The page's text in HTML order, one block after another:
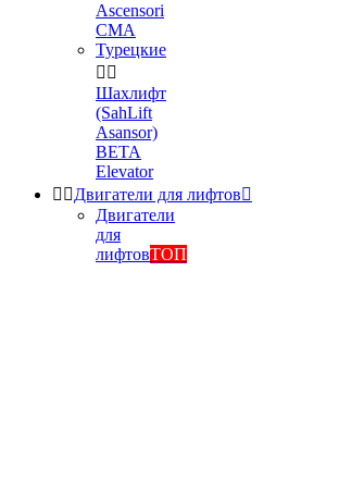
Ascensori
CMA
Турецкие
 
Шахлифт
(SahLift
Asansor)
BETA
Elevator
 Двигатели для лифтов
Двигатели
для
лифтовТОП